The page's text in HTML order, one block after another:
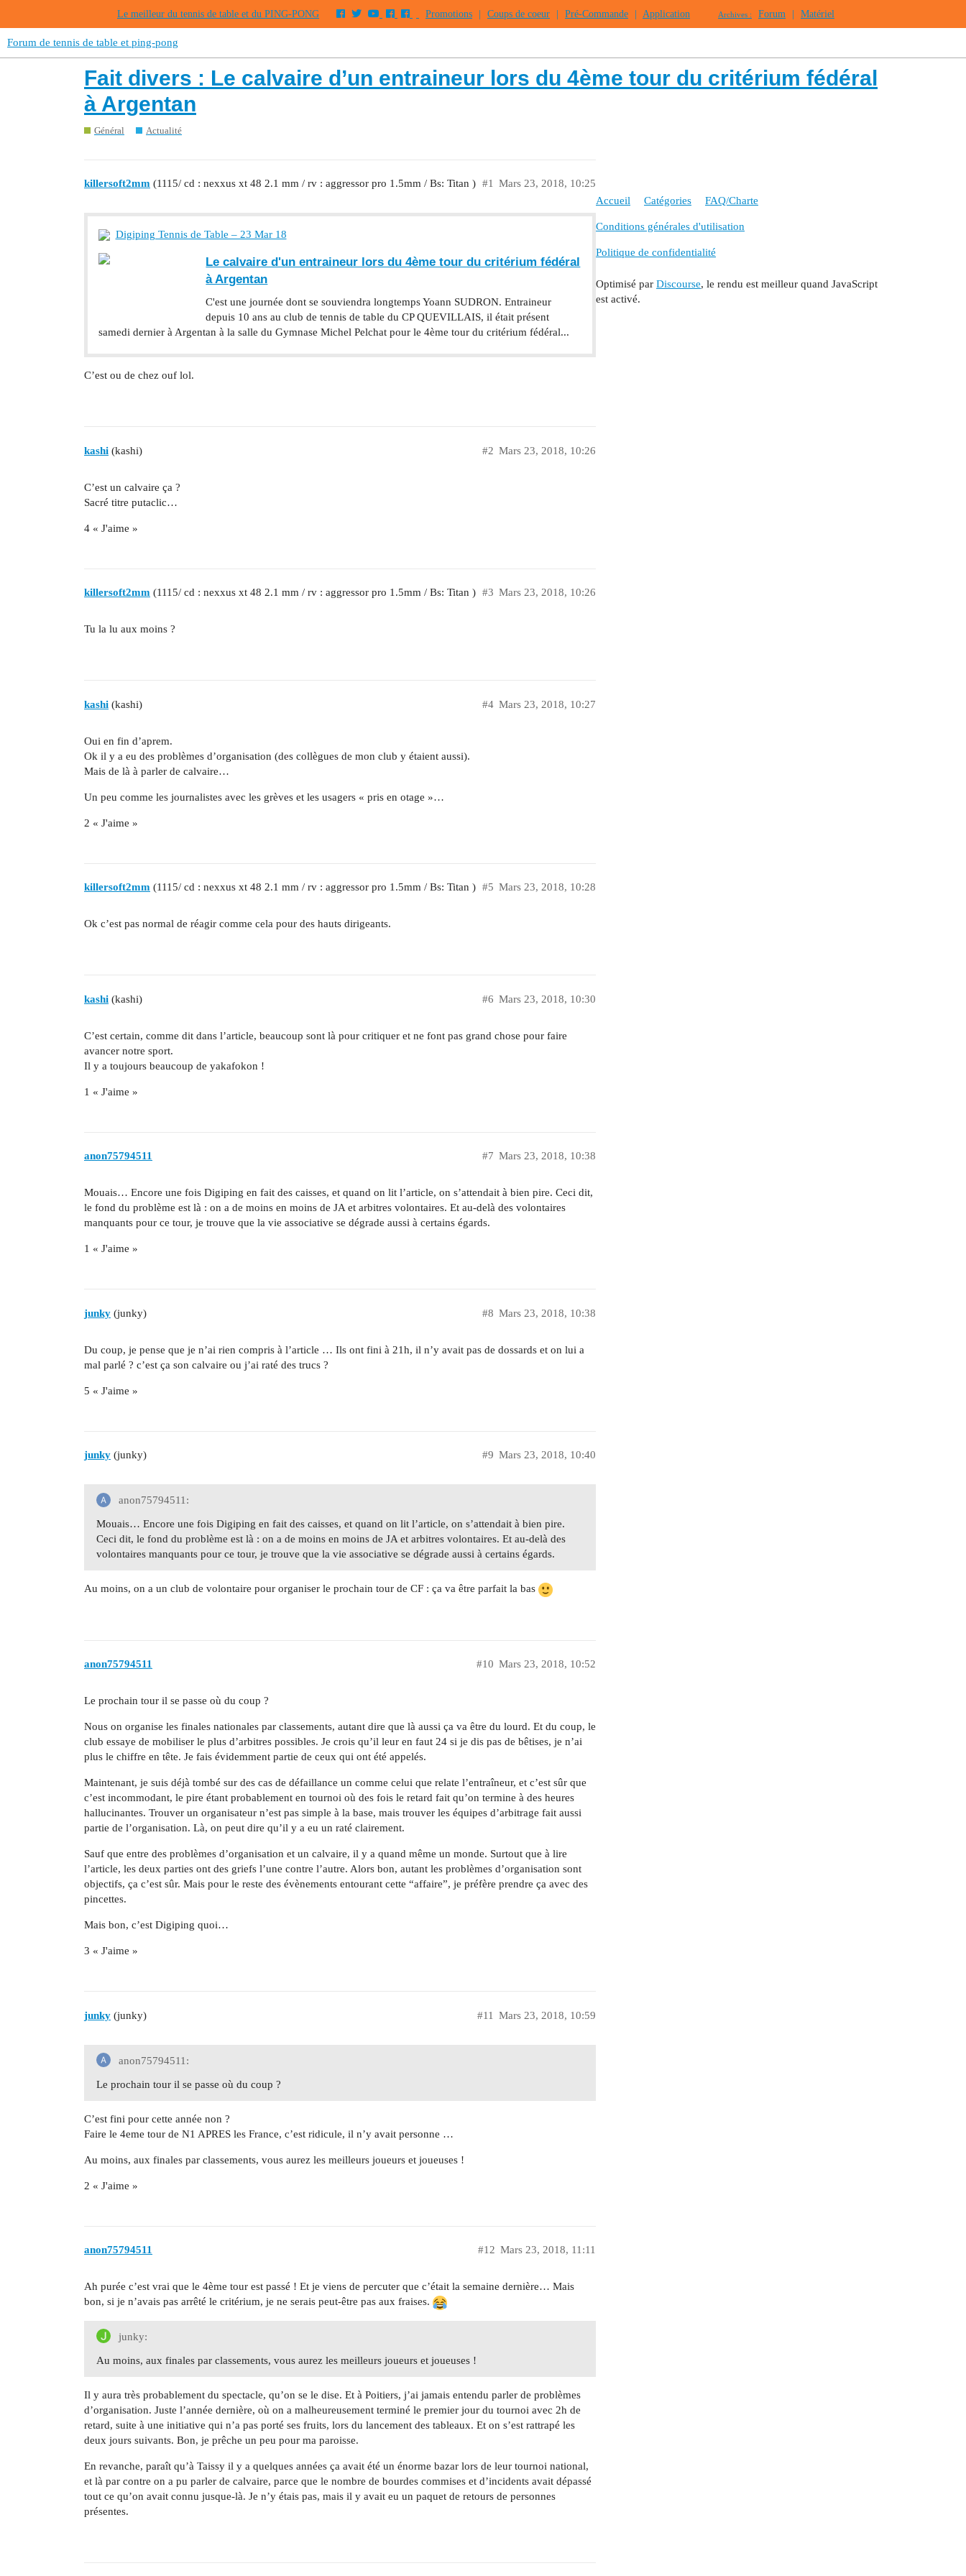
Le meilleur du tennis de table et du PING-PONG Promotions Coups de coeur Pré-Commande Application Archives : Forum Matériel
Forum de tennis de table et ping-pong
Fait divers : Le calvaire d’un entraineur lors du 4ème tour du critérium fédéral
à Argentan
Général Actualité
killersoft2mm (1115/ cd : nexxus xt 48 2.1 mm / rv : aggressor pro 1.5mm / Bs: Titan ) Mars 23, 2018, 10:25
#1
Digiping Tennis de Table – 23 Mar 18
Le calvaire d'un entraineur lors du 4ème tour du critérium fédéral
à Argentan
C'est une journée dont se souviendra longtemps Yoann SUDRON. Entraineur
depuis 10 ans au club de tennis de table du CP QUEVILLAIS, il était présent
samedi dernier à Argentan à la salle du Gymnase Michel Pelchat pour le 4ème tour du critérium fédéral...
C’est ou de chez ouf lol.
kashi (kashi) Mars 23, 2018, 10:26
#2
C’est un calvaire ça ?
Sacré titre putaclic…
4 « J'aime »
killersoft2mm (1115/ cd : nexxus xt 48 2.1 mm / rv : aggressor pro 1.5mm / Bs: Titan ) Mars 23, 2018, 10:26
#3
Tu la lu aux moins ?
kashi (kashi) Mars 23, 2018, 10:27
#4
Oui en fin d’aprem.
Ok il y a eu des problèmes d’organisation (des collègues de mon club y étaient aussi).
Mais de là à parler de calvaire…
Un peu comme les journalistes avec les grèves et les usagers « pris en otage »…
2 « J'aime »
killersoft2mm (1115/ cd : nexxus xt 48 2.1 mm / rv : aggressor pro 1.5mm / Bs: Titan ) Mars 23, 2018, 10:28
#5
Ok c’est pas normal de réagir comme cela pour des hauts dirigeants.
kashi (kashi) Mars 23, 2018, 10:30
#6
C’est certain, comme dit dans l’article, beaucoup sont là pour critiquer et ne font pas grand chose pour faire
avancer notre sport.
Il y a toujours beaucoup de yakafokon !
1 « J'aime »
anon75794511 Mars 23, 2018, 10:38
#7
Mouais… Encore une fois Digiping en fait des caisses, et quand on lit l’article, on s’attendait à bien pire. Ceci dit,
le fond du problème est là : on a de moins en moins de JA et arbitres volontaires. Et au-delà des volontaires
manquants pour ce tour, je trouve que la vie associative se dégrade aussi à certains égards.
1 « J'aime »
junky (junky) Mars 23, 2018, 10:38
#8
Du coup, je pense que je n’ai rien compris à l’article … Ils ont fini à 21h, il n’y avait pas de dossards et on lui a
mal parlé ? c’est ça son calvaire ou j’ai raté des trucs ?
5 « J'aime »
junky (junky) Mars 23, 2018, 10:40
#9
anon75794511:
Mouais… Encore une fois Digiping en fait des caisses, et quand on lit l’article, on s’attendait à bien pire.
Ceci dit, le fond du problème est là : on a de moins en moins de JA et arbitres volontaires. Et au-delà des
volontaires manquants pour ce tour, je trouve que la vie associative se dégrade aussi à certains égards.
Au moins, on a un club de volontaire pour organiser le prochain tour de CF : ça va être parfait la bas
anon75794511 Mars 23, 2018, 10:52
#10
Le prochain tour il se passe où du coup ?
Nous on organise les finales nationales par classements, autant dire que là aussi ça va être du lourd. Et du coup, le
club essaye de mobiliser le plus d’arbitres possibles. Je crois qu’il leur en faut 24 si je dis pas de bêtises, je n’ai
plus le chiffre en tête. Je fais évidemment partie de ceux qui ont été appelés.
Maintenant, je suis déjà tombé sur des cas de défaillance un comme celui que relate l’entraîneur, et c’est sûr que
c’est incommodant, le pire étant probablement en tournoi où des fois le retard fait qu’on termine à des heures
hallucinantes. Trouver un organisateur n’est pas simple à la base, mais trouver les équipes d’arbitrage fait aussi
partie de l’organisation. Là, on peut dire qu’il y a eu un raté clairement.
Sauf que entre des problèmes d’organisation et un calvaire, il y a quand même un monde. Surtout que à lire
l’article, les deux parties ont des griefs l’une contre l’autre. Alors bon, autant les problèmes d’organisation sont
objectifs, ça c’est sûr. Mais pour le reste des évènements entourant cette “affaire”, je préfère prendre ça avec des
pincettes.
Mais bon, c’est Digiping quoi…
3 « J'aime »
junky (junky) Mars 23, 2018, 10:59
#11
anon75794511:
Le prochain tour il se passe où du coup ?
C’est fini pour cette année non ?
Faire le 4eme tour de N1 APRES les France, c’est ridicule, il n’y avait personne …
Au moins, aux finales par classements, vous aurez les meilleurs joueurs et joueuses !
2 « J'aime »
anon75794511 Mars 23, 2018, 11:11
#12
Ah purée c’est vrai que le 4ème tour est passé ! Et je viens de percuter que c’était la semaine dernière… Mais
bon, si je n’avais pas arrêté le critérium, je ne serais peut-être pas aux fraises.
junky:
Au moins, aux finales par classements, vous aurez les meilleurs joueurs et joueuses !
Il y aura très probablement du spectacle, qu’on se le dise. Et à Poitiers, j’ai jamais entendu parler de problèmes
d’organisation. Juste l’année dernière, où on a malheureusement terminé le premier jour du tournoi avec 2h de
retard, suite à une initiative qui n’a pas porté ses fruits, lors du lancement des tableaux. Et on s’est rattrapé les
deux jours suivants. Bon, je prêche un peu pour ma paroisse.
En revanche, paraît qu’à Taissy il y a quelques années ça avait été un énorme bazar lors de leur tournoi national,
et là par contre on a pu parler de calvaire, parce que le nombre de bourdes commises et d’incidents avait dépassé
tout ce qu’on avait connu jusque-là. Je n’y étais pas, mais il y avait eu un paquet de retours de personnes
présentes.
Accueil Catégories FAQ/Charte
Conditions générales d'utilisation
Politique de confidentialité
Optimisé par Discourse, le rendu est meilleur quand JavaScript
est activé.